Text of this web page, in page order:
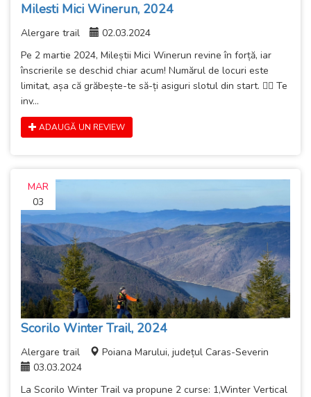
Milesti Mici Winerun, 2024
Alergare trail
02.03.2024
Pe 2 martie 2024, Mileștii Mici Winerun revine în forță, iar
înscrierile se deschid chiar acum! Numărul de locuri este
limitat, așa că grăbește-te să-ți asiguri slotul din start. 🏃‍♂️ Te
inv...
ADAUGĂ UN REVIEW
MAR
03
Scorilo Winter Trail, 2024
Alergare trail
Poiana Marului, județul Caras-Severin
03.03.2024
La Scorilo Winter Trail va propune 2 curse: 1,Winter Vertical